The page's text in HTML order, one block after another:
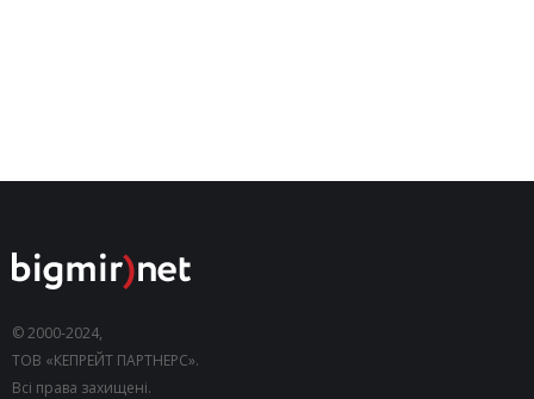
© 2000-2024,
ТОВ «КЕПРЕЙТ ПАРТНЕРС».
Всі права захищені.